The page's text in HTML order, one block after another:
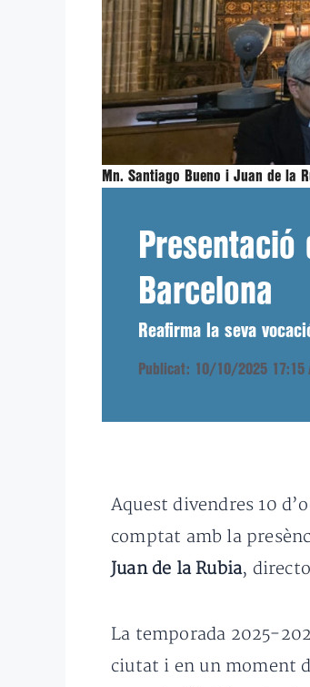
Mn. Santiago Bueno i Juan de la
Barcelona
Reafirma la seva
Publicat: 10/10/2025 17:15
Aquest divendres 10
comptat amb la
Juan de la Rubia,
La temporada 2025-
ciutat i en un moment